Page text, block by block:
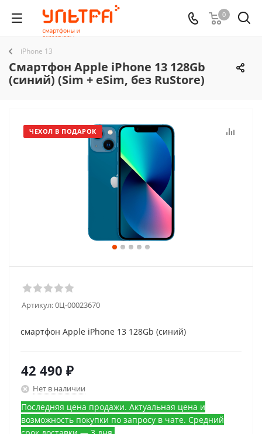
0
iPhone 13
Смартфон Apple iPhone 13 128Gb
(cиний) (Sim + eSim, без RuStore)
ЧЕХОЛ В ПОДАРОК
Артикул:0Ц-00023670
смартфон Apple iPhone 13 128Gb (cиний)
42 490 ₽
Нет в наличии
Последняя цена продажи. Актуальная цена и
возможность покупки по запросу в чате. Средний